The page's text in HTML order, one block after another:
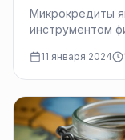
Микрокредиты
инструментом
11 января 2024